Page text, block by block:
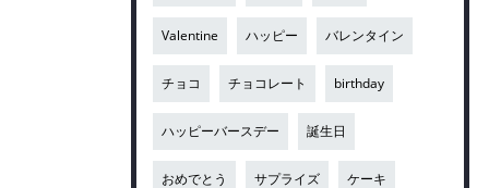
Valentine ハッピー バレンタイン
チョコ チョコレート birthday
ハッピーバースデー 誕生日
おめでとう サプライズ ケーキ